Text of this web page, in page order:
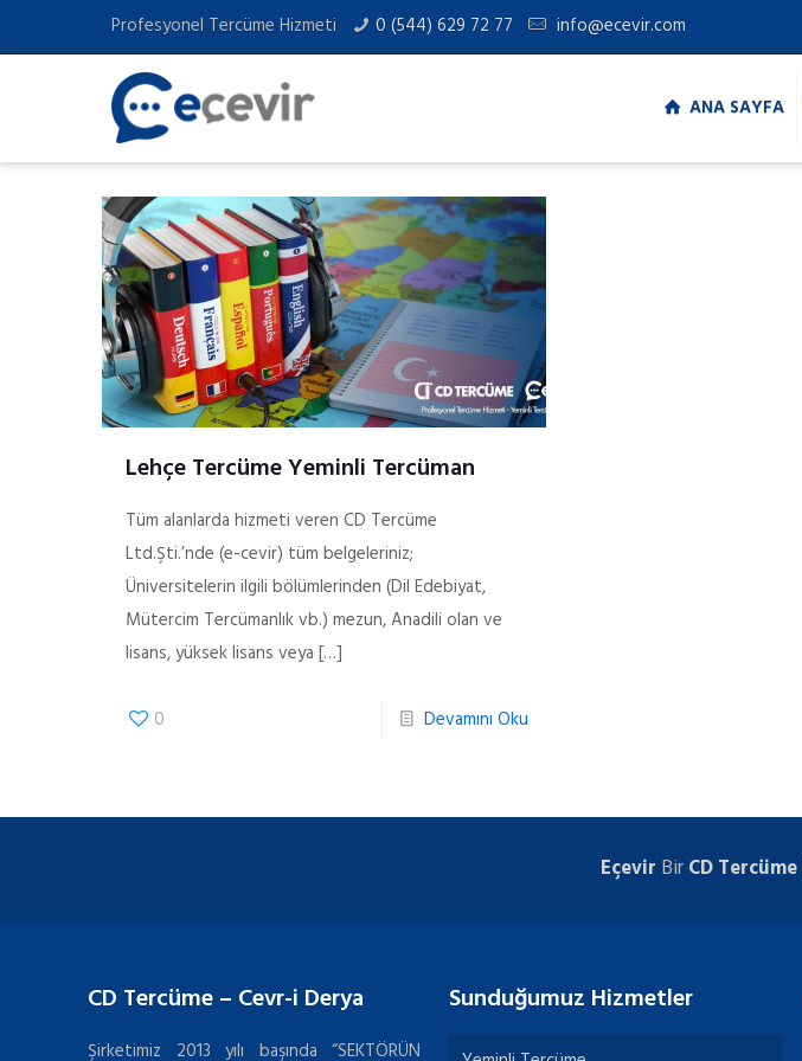
Profesyonel Tercüme Hizmeti 0 (544) 629 72 77 info@ecevir.com
ANA SAYFA
Lehçe Tercüme Yeminli Tercüman
Tüm alanlarda hizmeti veren CD Tercüme
Ltd.Şti.’nde (e-cevir) tüm belgeleriniz;
Üniversitelerin ilgili bölümlerinden (Dil Edebiyat,
Mütercim Tercümanlık vb.) mezun, Anadili olan ve
lisans, yüksek lisans veya […]
0 Devamını Oku
Eçevir BirCD Tercüme
CD Tercüme – Cevr-i Derya
Şirketimiz 2013 yılı başında “SEKTÖRÜN
Sunduğumuz Hizmetler